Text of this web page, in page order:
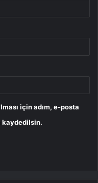
için adım, e-posta
kaydedilsin.